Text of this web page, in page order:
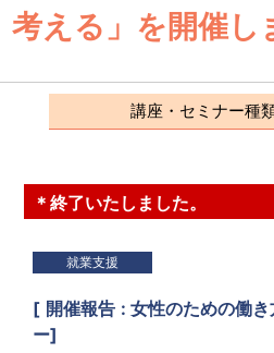
考える」を開催し
講座・セミナー種
＊終了いたしました。
就業支援
[ 開催報告 女性のための働
ー]